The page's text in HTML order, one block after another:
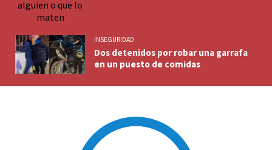
INSEGURIDAD
Dos detenidos por robar una garrafa
en un puesto de comidas